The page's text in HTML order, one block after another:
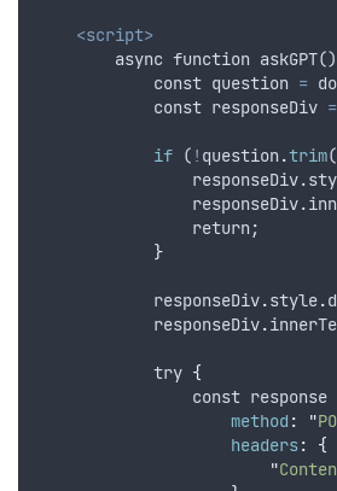
<script>
        async function askGPT()
const question =
const responseDiv =
if ( ! question.trim
                responseDiv.
                return;
}
responseDiv.style.
responseDiv.
try {
                const
response
method : "
headers:
{
"